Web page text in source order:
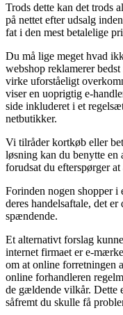
Trods dette kan det trods
på nettet efter udsalg
fat i den mest betalelige
Du må lige meget hvad
webshop reklamerer
virke uforståeligt
viser en uoprigtig e-
side inkluderet i et
netbutikker.
Vi tilråder kortkøb eller
løsning kan du benytte
forudsat du efterspørger
Forinden nogen shopper i
deres handelsaftale, det
spændende.
Et alternativt forslag
internet firmaet er e-
om at online forretningen
online forhandleren
de gældende vilkår. Dette
såfremt du skulle få